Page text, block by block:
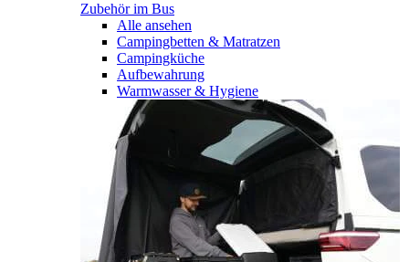
Zubehör im Bus
Alle ansehen
Campingbetten & Matratzen
Campingküche
Aufbewahrung
Warmwasser & Hygiene